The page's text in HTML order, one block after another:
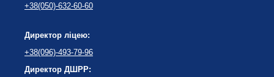
+38(050)-632-60-60
Директор ліцею:
+38(096)-493-79-96
Директор ДШРР: